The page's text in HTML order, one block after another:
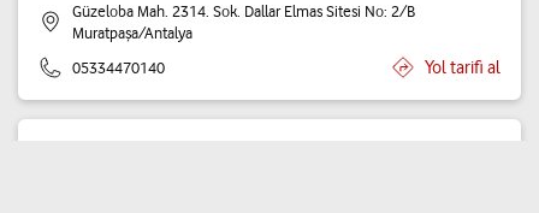
Güzeloba Mah. 2314. Sok. Dallar Elmas Sitesi No: 2/B
Muratpaşa/Antalya
05334470140
Yol tarifi al